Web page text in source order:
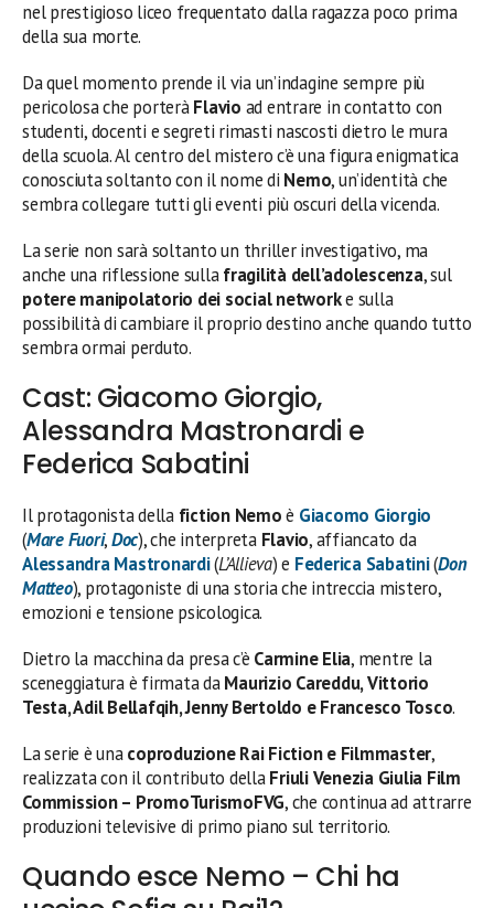
nel prestigioso liceo frequentato dalla ragazza poco prima
della sua morte.
Da quel momento prende il via un’indagine sempre più
pericolosa che porteràFlavio ad entrare in contatto con
studenti, docenti e segreti rimasti nascosti dietro le mura
della scuola. Al centro del mistero c’è una figura enigmatica
conosciuta soltanto con il nome di Nemo, un’identità che
sembra collegare tutti gli eventi più oscuri della vicenda.
La serie non sarà soltanto un thriller investigativo, ma
anche una riflessione sullafragilità dell’adolescenza, sul
potere manipolatorio dei social networke sulla
possibilità di cambiare il proprio destino anche quando tutto
sembra ormai perduto.
Cast: Giacomo Giorgio,
Alessandra Mastronardi e
Federica Sabatini
Il protagonista della fiction Nemoè Giacomo Giorgio
(Mare Fuori,Doc), che interpreta Flavio, affiancato da
Alessandra Mastronardi(L’Allieva) e Federica Sabatini(Don
Matteo), protagoniste di una storia che intreccia mistero,
emozioni e tensione psicologica.
Dietro la macchina da presa c’è Carmine Elia, mentre la
sceneggiatura è firmata daMaurizio Careddu, Vittorio
Testa, Adil Bellafqih, Jenny Bertoldo e Francesco Tosco.
La serie è unacoproduzione Rai Fiction e Filmmaster,
realizzata con il contributo dellaFriuli Venezia Giulia Film
Commission – PromoTurismoFVG, che continua ad attrarre
produzioni televisive di primo piano sul territorio.
Quando esce Nemo – Chi ha